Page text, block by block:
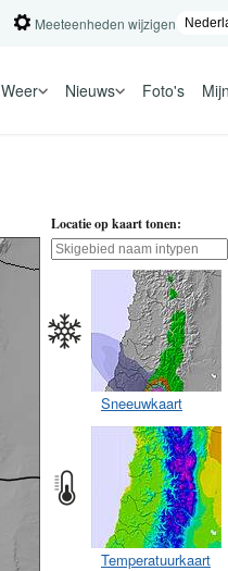
Meeteenheden wijzigen
Weer Nieuws Foto's Mijn
Locatie op kaart tonen:
Sneeuwkaart
Temperatuurkaart